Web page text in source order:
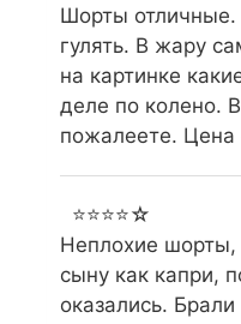
Шорты
гулять. В жару
на картинке
деле по колено.
пожалеете. Цена
⭐⭐⭐⭐☆
Неплохие шорты,
сыну как капри,
оказались.